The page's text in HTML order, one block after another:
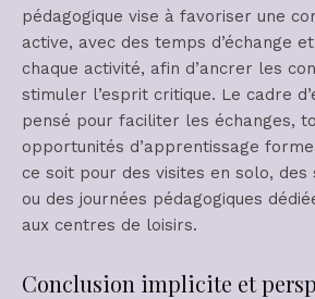
pédagogique vise à favoriser une
active, avec des temps d’échange
chaque activité, afin d’ancrer les
stimuler l’esprit critique. Le cadre
pensé pour faciliter les échanges,
opportunités d’apprentissage
ce soit pour des visites en solo,
ou des journées pédagogiques
aux centres de loisirs.
Conclusion implicite et